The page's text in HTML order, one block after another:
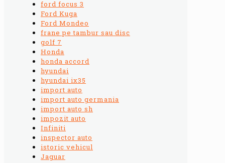
ford focus 3
Ford Kuga
Ford Mondeo
frane pe tambur sau disc
golf 7
Honda
honda accord
hyundai
hyundai ix35
import auto
import auto germania
import auto sh
impozit auto
Infiniti
inspector auto
istoric vehicul
Jaguar